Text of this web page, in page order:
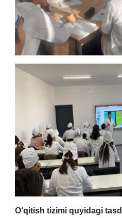
O‘qitish tizimi quyidagi